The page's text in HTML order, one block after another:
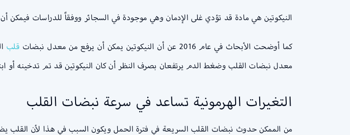
النيكوتين هي مادة قد تؤدي غلى الإدمان وهي موجودة في السجائر ووفقاً للدراسات فيمكن
كما أوضحت الأبحاث في عام 2016 عن أن النيكوتين يمكن أن يرفع من معدل نبضات قلب
معدل نبضات القلب وضغط الدم يرتفعان بصرف النظر أن كان النيكوتين قد تم تدخينه أو
التغيرات الهرمونية تساعد في سرعة نبضات القلب
من الممكن حدوث نبضات القلب السريعة في فترة الحمل ويكون السبب في هذا لأن القلب